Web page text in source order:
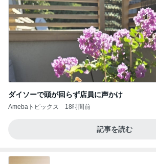
ダイソーで頭が回らず店員に声かけ
Amebaトピックス 18時間前
記事を読む